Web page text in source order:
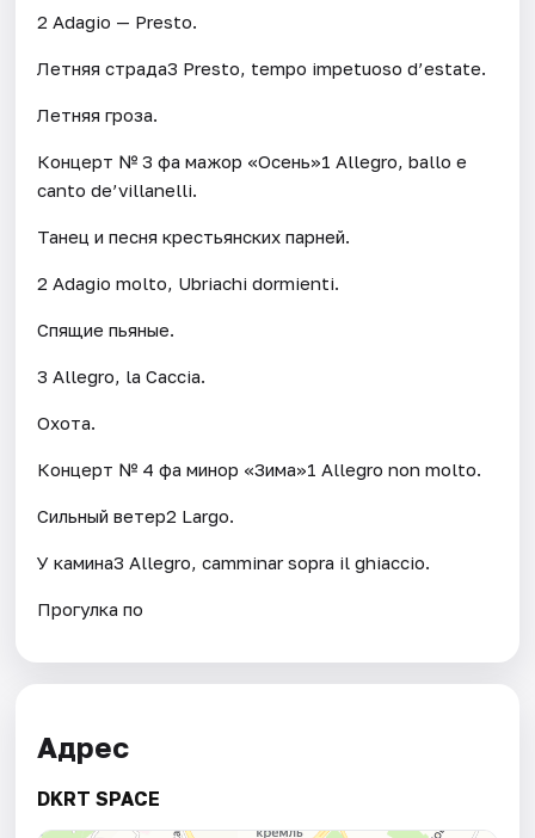
2 Adagio — Presto.
Летняя страда3 Presto, tempo impetuoso d’estate.
Летняя гроза.
Концерт № 3 фа мажор «Осень»1 Allegro, ballo e
canto de’villanelli.
Танец и песня крестьянских парней.
2 Adagio molto, Ubriachi dormienti.
Спящие пьяные.
3 Allegro, la Caccia.
Охота.
Концерт № 4 фа минор «Зима»1 Allegro non molto.
Сильный ветер2 Largo.
У камина3 Allegro, camminar sopra il ghiaccio.
Прогулка по
Адрес
DKRT SPACE